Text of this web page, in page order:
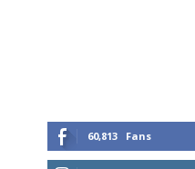
60,813 Fans